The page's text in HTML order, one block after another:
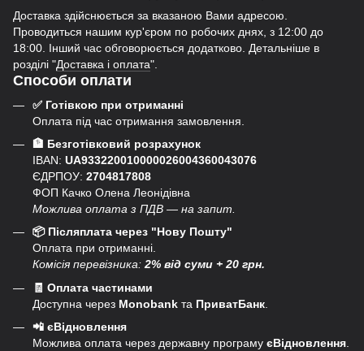
Доставка здійснюється за вказаною Вами адресою.
Проводиться нашим кур'єром по робочих днях, з 12:00 до
18:00. Інший час обговорюється додатково. Детальніше в
розділі "Доставка і оплата".
Способи оплати
✅ Готівкою при отриманні
Оплата під час отримання замовлення.
🏦 Безготівковий розрахунок
IBAN: UA933220010000026004360043076
ЄДРПОУ: 2704817808
ФОП Качко Олена Леонідівна
Можлива оплата з ПДВ — на запит.
📦 Післяплата через "Нову Пошту"
Оплата при отриманні.
Комісія перевізника:2% від суми + 20 грн.
🧾 Оплата частинами
Доступна через Monobank та ПриватБанк
📲 єВідновлення
Можлива оплата через державну програму єВідновлення